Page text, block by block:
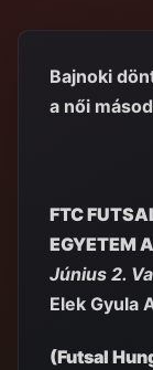
Bajnoki
a női
FTC
EGYETEM
Június 2.
Elek Gyula
(Futsal